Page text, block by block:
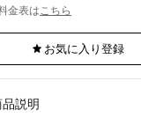
金表はこちら
お気に入り登録
品説明